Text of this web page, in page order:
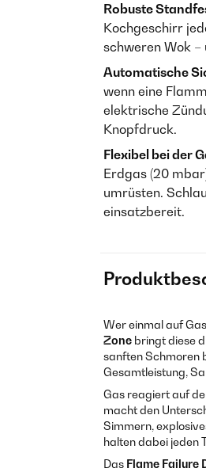
Robuste
Kochgeschirr
schweren Wok
Automatische
wenn eine
elektrische
Knopfdruck.
Flexibel bei der
Erdgas (20
umrüsten.
einsatzbereit.
Wer einmal auf
Zone bringt diese
sanften Schmoren
Gesamtleistung,
Gas reagiert auf
macht den
Simmern,
halten dabei jeden
Das Flame Failure